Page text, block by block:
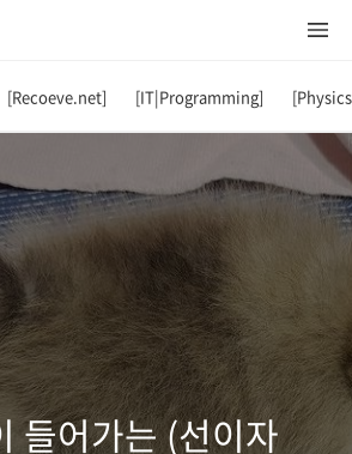
[Recoeve.net] [IT|Programming]
들어가는 (선이자